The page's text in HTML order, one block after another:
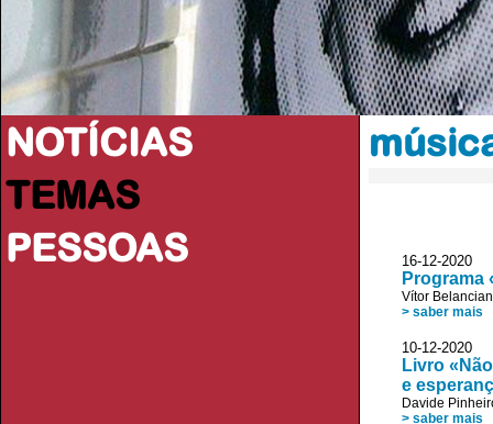
NOTÍCIAS
TEMAS
PESSOAS
16-12-
Programa
Vítor
> saber mais
10-12-
Livro
e
Davide
> saber mais